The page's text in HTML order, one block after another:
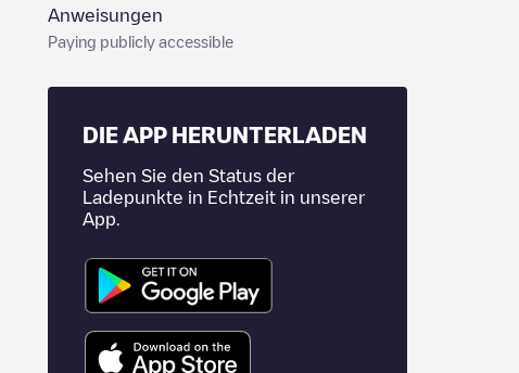
Anweisungen
Paying publicly accessible
DIE APP HERUNTERLADEN
Sehen Sie den Status der
Ladepunkte in Echtzeit in unserer
App.